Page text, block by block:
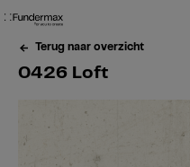
sr.skip-to.main-content
sr.skip-to.table-of-contents
sr.skip-to.main-navigation
Terug naar overzicht
0426 Loft